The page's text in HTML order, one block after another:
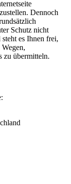
Dennoch
Schutz nicht
es Ihnen frei,
zu übermitteln.